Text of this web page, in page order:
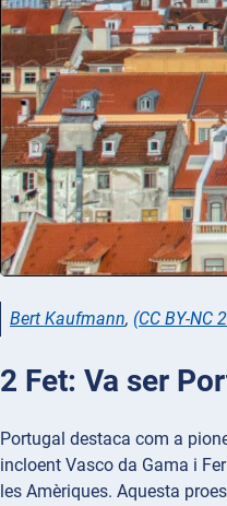
Bert Kaufmann, (CC BY-NC
2 Fet: Va ser
Portugal destaca com a
incloent Vasco da Gama i
les Amèriques. Aquesta